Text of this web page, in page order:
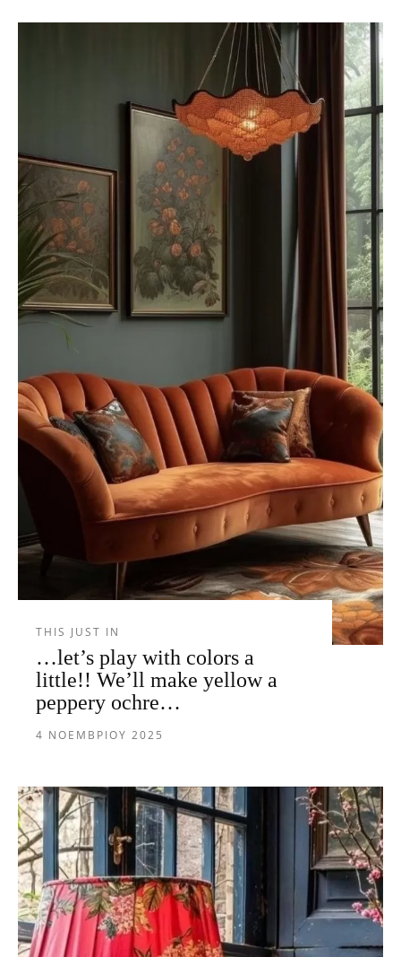
THIS JUST IN
…let’s play with colors a
little!! We’ll make yellow a
peppery ochre…
4 ΝΟΕΜΒΡΊΟΥ 2025